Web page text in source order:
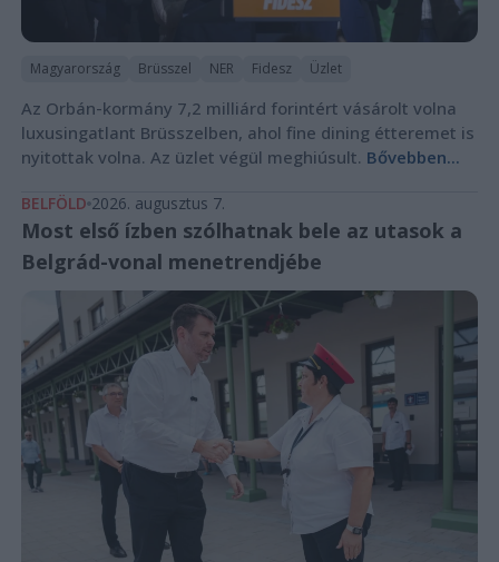
Magyarország Brüsszel NER Fidesz Üzlet
Az Orbán-kormány 7,2 milliárd forintért vásárolt volna
luxusingatlant Brüsszelben, ahol fine dining étteremet is
nyitottak volna. Az üzlet végül meghiúsult. Bővebben...
BELFÖLD 2026. augusztus 7.
Most első ízben szólhatnak bele az utasok a
Belgrád-vonal menetrendjébe